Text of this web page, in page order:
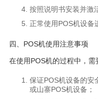
按照说明书安装并激
正常使用POS机设备
四、POS机使用注意事项
在使用POS机的过程中，需
保证POS机设备的安
或山寨POS机设备；